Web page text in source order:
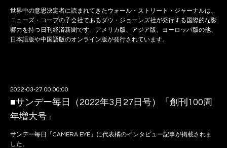
世界中の意思決定者に読まれてきたウォール・ストリート・ジャーナルは、
ニューズ・コープの子会社であるダウ・ジョーンズ社が発行する国際的な影
響力を持つ日刊経済新聞です。アメリカ版、アジア版、ヨーロッパ版の他、
日本語版や中国語版のオンライン版が発行されています。
2022-03-27 00:00:00
■サンデー毎日（2022年3月27日号）「創刊100周
年増大号」
サンデー毎日「CAMERA EYE」に代表橘のインタビュー記事が掲載されま
した。